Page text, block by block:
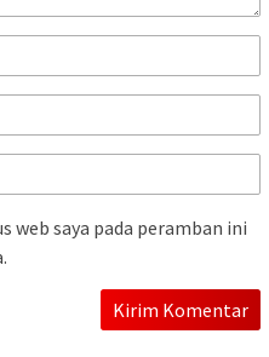
web saya pada peramban ini